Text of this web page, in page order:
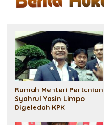
Rumah Menteri Pertanian
Syahrul Yasin Limpo
Digeledah KPK